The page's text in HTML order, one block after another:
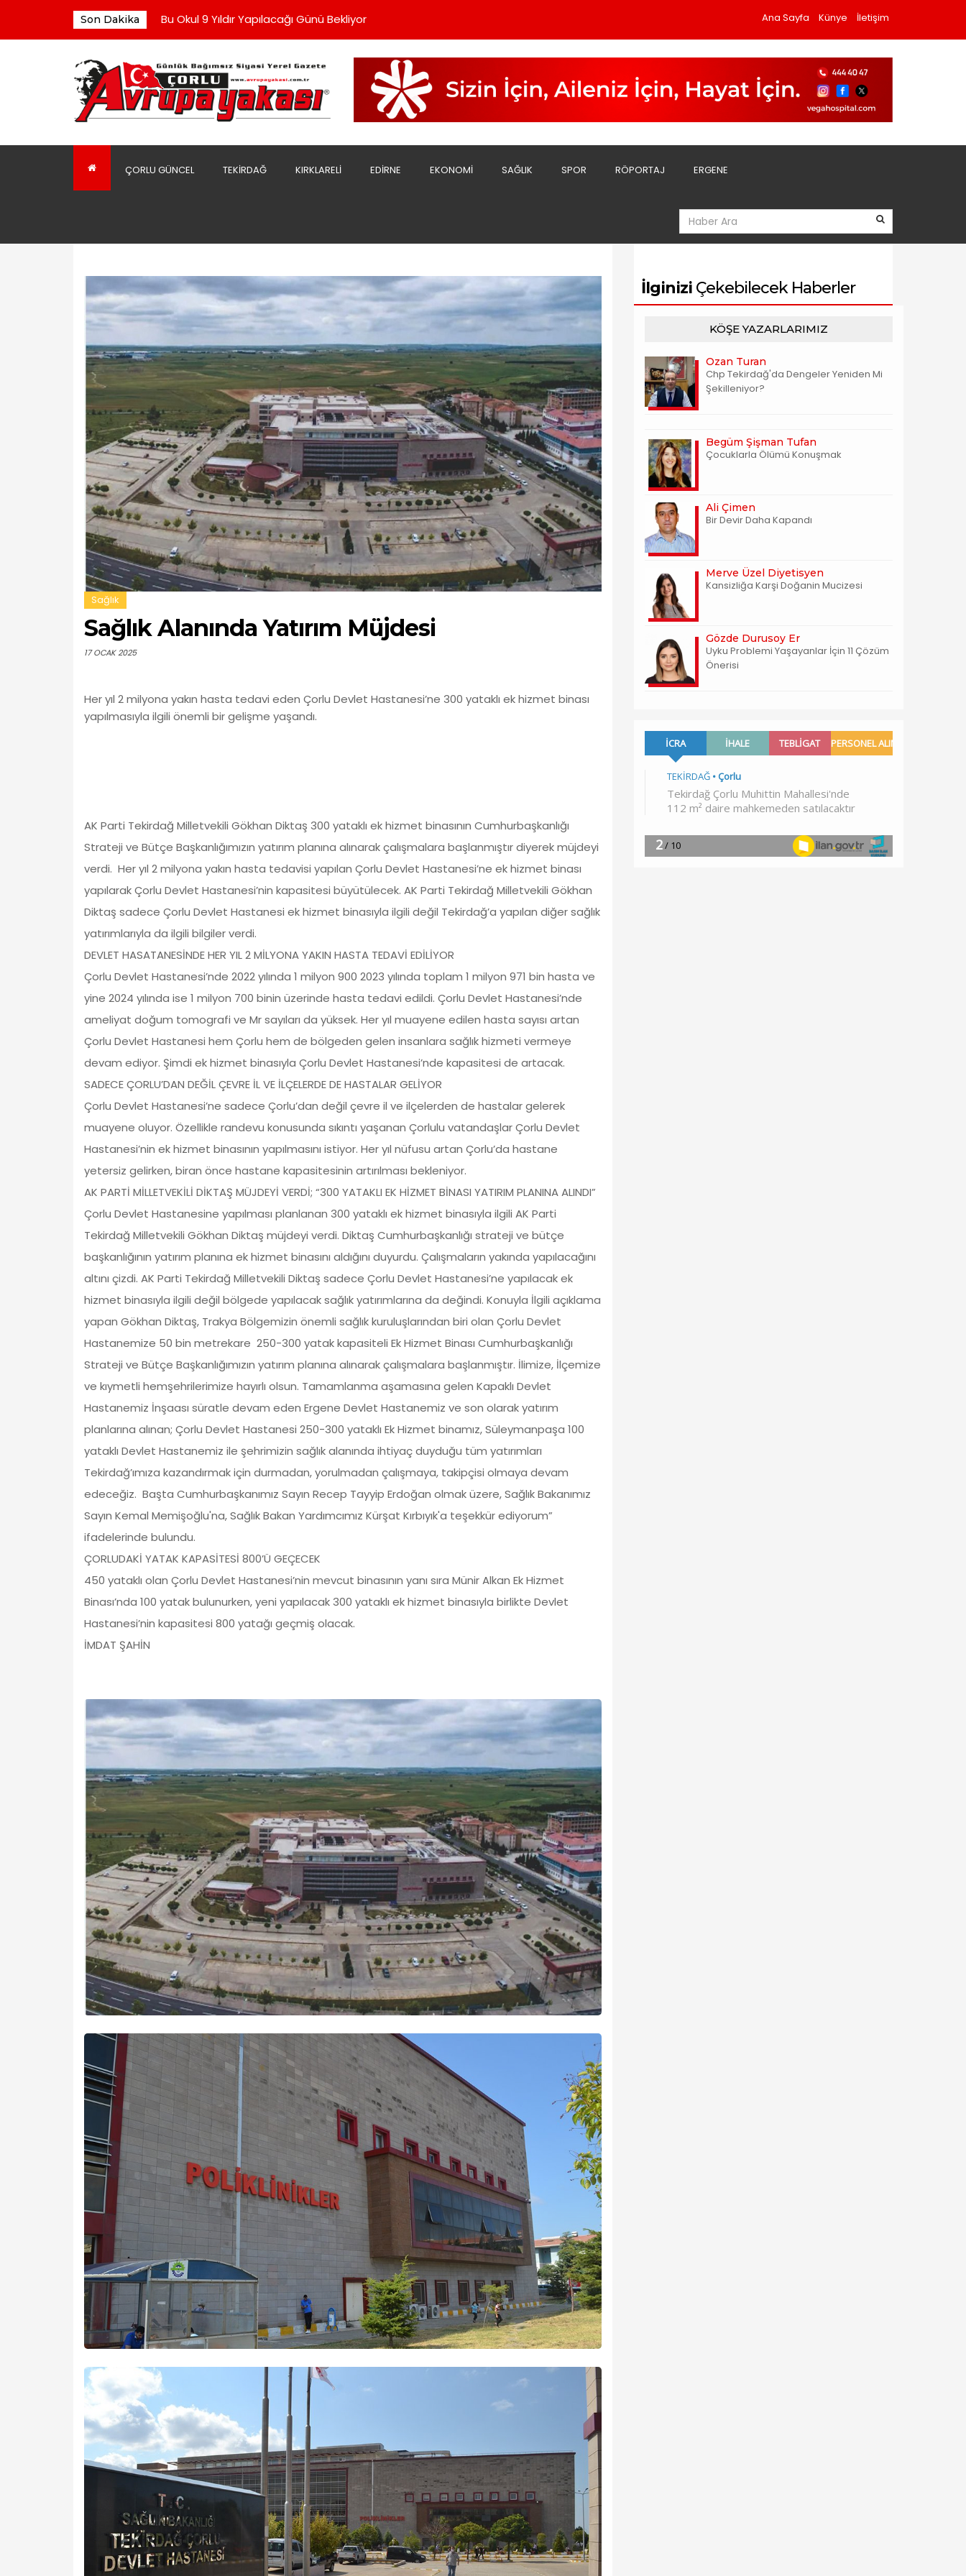
Son Dakika
Bu Okul 9 Yıldır Yapılacağı Günü Bekliyor
Çorluspor 1947 Yönetiminden Sert Açıklama;
Kaldırım Taşları Döşenmeye Başladı
“Sofralarda Bereketi, Gönüllerde Dayanışmayı Büyütüyoruz”
Bu Okul 9 Yıldır Yapılacağı Günü Bekliyor
Ana Sayfa Künye İletişim
ÇORLU GÜNCEL TEKIRDAĞ KIRKLARELI EDIRNE EKONOMI SAĞLIK SPOR RÖPORTAJ ERGENE
Sağlık
Sağlık Alanında Yatırım Müjdesi
17 OCAK 2025
Her yıl 2 milyona yakın hasta tedavi eden Çorlu Devlet Hastanesi’ne 300 yataklı ek hizmet binası
yapılmasıyla ilgili önemli bir gelişme yaşandı.
AK Parti Tekirdağ Milletvekili Gökhan Diktaş 300 yataklı ek hizmet binasının Cumhurbaşkanlığı
Strateji ve Bütçe Başkanlığımızın yatırım planına alınarak çalışmalara başlanmıştır diyerek müjdeyi
verdi. Her yıl 2 milyona yakın hasta tedavisi yapılan Çorlu Devlet Hastanesi’ne ek hizmet binası
yapılarak Çorlu Devlet Hastanesi’nin kapasitesi büyütülecek. AK Parti Tekirdağ Milletvekili Gökhan
Diktaş sadece Çorlu Devlet Hastanesi ek hizmet binasıyla ilgili değil Tekirdağ’a yapılan diğer sağlık
yatırımlarıyla da ilgili bilgiler verdi.
DEVLET HASATANESİNDE HER YIL 2 MİLYONA YAKIN HASTA TEDAVİ EDİLİYOR
Çorlu Devlet Hastanesi’nde 2022 yılında 1 milyon 900 2023 yılında toplam 1 milyon 971 bin hasta ve
yine 2024 yılında ise 1 milyon 700 binin üzerinde hasta tedavi edildi. Çorlu Devlet Hastanesi’nde
ameliyat doğum tomografi ve Mr sayıları da yüksek. Her yıl muayene edilen hasta sayısı artan
Çorlu Devlet Hastanesi hem Çorlu hem de bölgeden gelen insanlara sağlık hizmeti vermeye
devam ediyor. Şimdi ek hizmet binasıyla Çorlu Devlet Hastanesi’nde kapasitesi de artacak.
SADECE ÇORLU’DAN DEĞİL ÇEVRE İL VE İLÇELERDE DE HASTALAR GELİYOR
Çorlu Devlet Hastanesi’ne sadece Çorlu’dan değil çevre il ve ilçelerden de hastalar gelerek
muayene oluyor. Özellikle randevu konusunda sıkıntı yaşanan Çorlulu vatandaşlar Çorlu Devlet
Hastanesi’nin ek hizmet binasının yapılmasını istiyor. Her yıl nüfusu artan Çorlu’da hastane
yetersiz gelirken, biran önce hastane kapasitesinin artırılması bekleniyor.
AK PARTİ MİLLETVEKİLİ DİKTAŞ MÜJDEYİ VERDİ; “300 YATAKLI EK HİZMET BİNASI YATIRIM PLANINA ALINDI”
Çorlu Devlet Hastanesine yapılması planlanan 300 yataklı ek hizmet binasıyla ilgili AK Parti
Tekirdağ Milletvekili Gökhan Diktaş müjdeyi verdi. Diktaş Cumhurbaşkanlığı strateji ve bütçe
başkanlığının yatırım planına ek hizmet binasını aldığını duyurdu. Çalışmaların yakında yapılacağını
altını çizdi. AK Parti Tekirdağ Milletvekili Diktaş sadece Çorlu Devlet Hastanesi’ne yapılacak ek
hizmet binasıyla ilgili değil bölgede yapılacak sağlık yatırımlarına da değindi. Konuyla İlgili açıklama
yapan Gökhan Diktaş, Trakya Bölgemizin önemli sağlık kuruluşlarından biri olan Çorlu Devlet
Hastanemize 50 bin metrekare 250-300 yatak kapasiteli Ek Hizmet Binası Cumhurbaşkanlığı
Strateji ve Bütçe Başkanlığımızın yatırım planına alınarak çalışmalara başlanmıştır. İlimize, İlçemize
ve kıymetli hemşehrilerimize hayırlı olsun. Tamamlanma aşamasına gelen Kapaklı Devlet
Hastanemiz İnşaası süratle devam eden Ergene Devlet Hastanemiz ve son olarak yatırım
planlarına alınan; Çorlu Devlet Hastanesi 250-300 yataklı Ek Hizmet binamız, Süleymanpaşa 100
yataklı Devlet Hastanemiz ile şehrimizin sağlık alanında ihtiyaç duyduğu tüm yatırımları
Tekirdağ’ımıza kazandırmak için durmadan, yorulmadan çalışmaya, takipçisi olmaya devam
edeceğiz. Başta Cumhurbaşkanımız Sayın Recep Tayyip Erdoğan olmak üzere, Sağlık Bakanımız
Sayın Kemal Memişoğlu'na, Sağlık Bakan Yardımcımız Kürşat Kırbıyık'a teşekkür ediyorum”
ifadelerinde bulundu.
ÇORLUDAKİ YATAK KAPASİTESİ 800’Ü GEÇECEK
450 yataklı olan Çorlu Devlet Hastanesi’nin mevcut binasının yanı sıra Münir Alkan Ek Hizmet
Binası’nda 100 yatak bulunurken, yeni yapılacak 300 yataklı ek hizmet binasıyla birlikte Devlet
Hastanesi’nin kapasitesi 800 yatağı geçmiş olacak.
İMDAT ŞAHİN
İlginizi Çekebilecek Haberler
KÖŞE YAZARLARIMIZ
Ozan Turan
Chp Tekirdağ'da Dengeler Yeniden Mi
Şekilleniyor?
Begüm Şişman Tufan
Çocuklarla Ölümü Konuşmak
Ali Çimen
Bir Devir Daha Kapandı
Merve Üzel Diyetisyen
Kansizliğa Karşi Doğanin Mucizesi
Gözde Durusoy Er
Uyku Problemi Yaşayanlar İçin 11 Çözüm
Önerisi